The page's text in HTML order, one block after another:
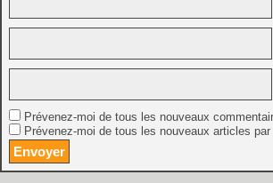
Prévenez-moi de tous les nouveaux
Prévenez-moi de tous les nouveaux articles par